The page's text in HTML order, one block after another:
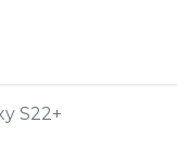
S22+